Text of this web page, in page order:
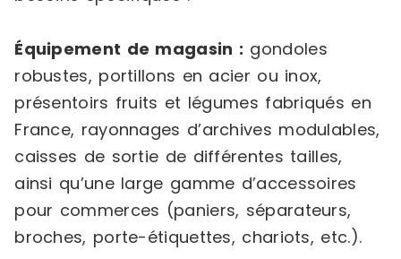
Équipement de magasin : gondoles
robustes, portillons en acier ou inox,
présentoirs fruits et légumes fabriqués en
France, rayonnages d’archives modulables,
caisses de sortie de différentes tailles,
ainsi qu’une large gamme d’accessoires
pour commerces (paniers, séparateurs,
broches, porte-étiquettes, chariots, etc.).